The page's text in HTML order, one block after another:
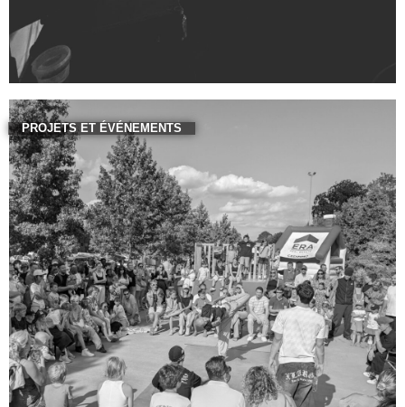
PROJETS ET ÉVÉNEMENTS